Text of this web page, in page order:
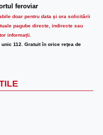
feroviar
doar pentru data şi ora solicitării
pagube directe, indirecte sau
informații.
112. Gratuit în orice reţea de